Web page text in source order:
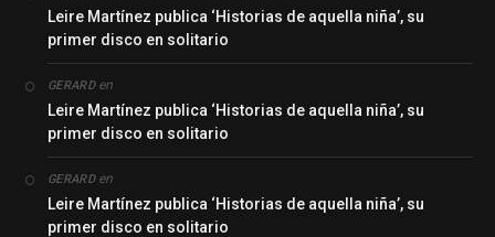
Leire Martínez publica ‘Historias de aquella niña’, su
primer disco en solitario
GERARDen
Leire Martínez publica ‘Historias de aquella niña’, su
primer disco en solitario
GERARDen
Leire Martínez publica ‘Historias de aquella niña’, su
primer disco en solitario